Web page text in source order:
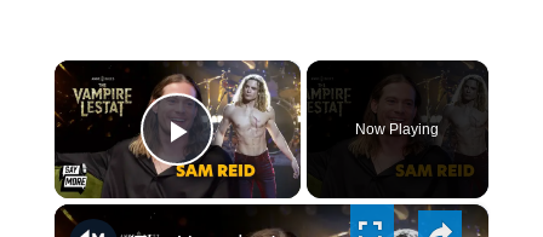
×
PLAY
Now Playing
×